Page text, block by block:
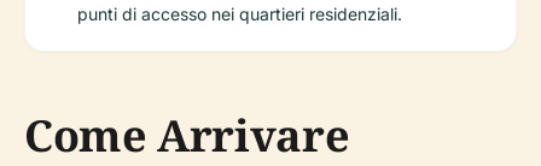
punti di accesso nei quartieri residenziali.
Come Arrivare